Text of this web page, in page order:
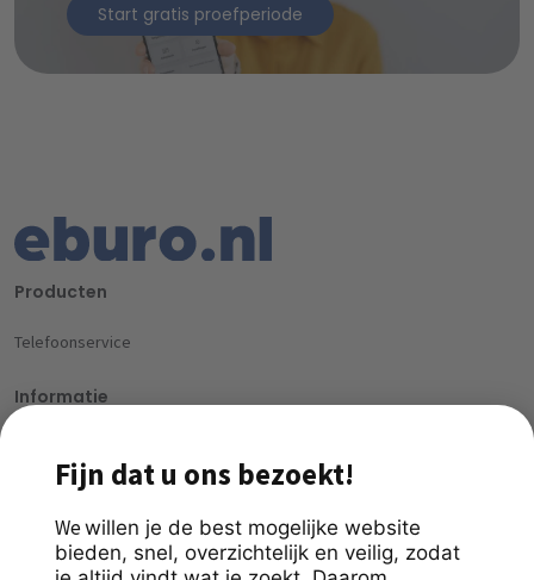
Start gratis proefperiode
Producten
Telefoonservice
Informatie
Contact
Handige links